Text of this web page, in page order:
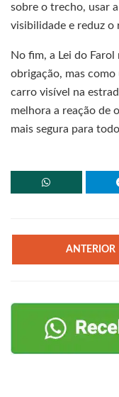
sobre o trecho, usar
visibilidade e reduz o
No fim, a Lei do
obrigação, mas
carro visível na
melhora a reação de
mais segura para
ANTERIOR